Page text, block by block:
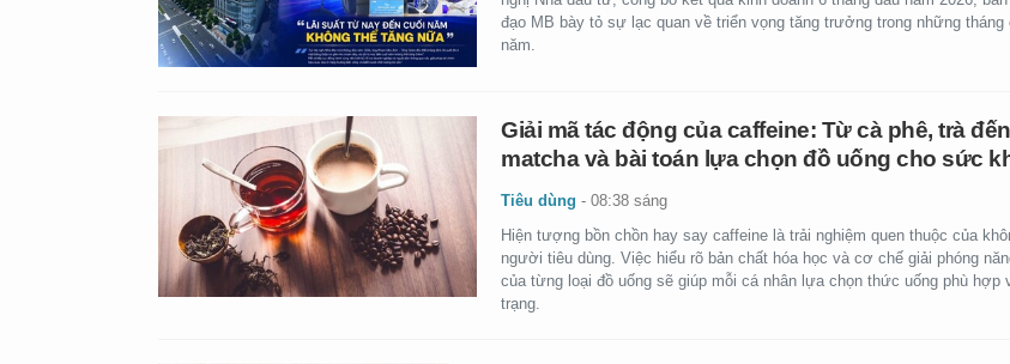
đạo MB bày tỏ sự lạc quan về triển vọng tăng trưởng trong những tháng
năm.
Giải mã tác động của caffeine: Từ cà phê, trà đến
matcha và bài toán lựa chọn đồ uống cho sức
Tiêu dùng -08:38 sáng
Hiện tượng bồn chồn hay say caffeine là trải nghiệm quen thuộc của
người tiêu dùng. Việc hiểu rõ bản chất hóa học và cơ chế giải phóng
của từng loại đồ uống sẽ giúp mỗi cá nhân lựa chọn thức uống phù hợp
trạng.